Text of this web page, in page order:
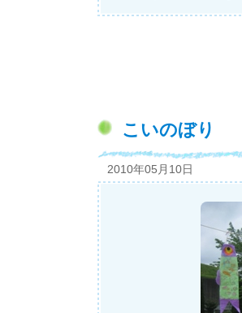
こいのぼり
2010年05月10日